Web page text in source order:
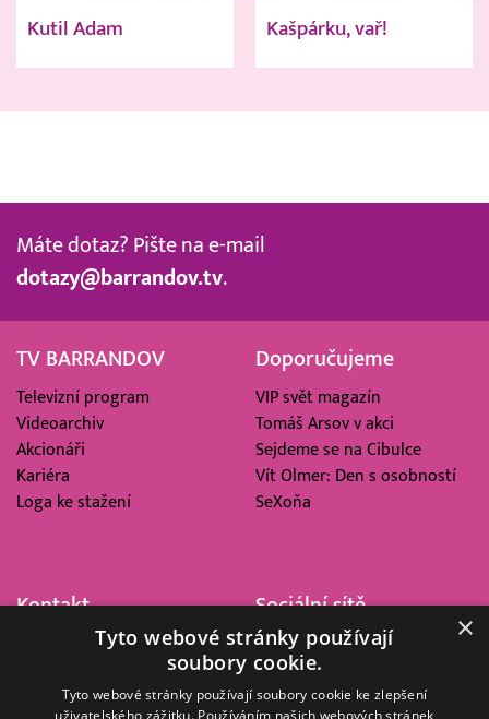
Kutil Adam Kašpárku, vař!
Máte dotaz? Pište na e-mail
dotazy@barrandov.tv.
TV BARRANDOV
Televizní program
Videoarchiv
Akcionáři
Kariéra
Loga ke stažení
Doporučujeme
VIP svět magazín
Tomáš Arsov v akci
Sejdeme se na Cibulce
Vít Olmer: Den s osobností
SeXoňa
Kontakt
Barrandov Televizní Studio,
Kříženeckého nám. 322
Sociální sítě
×
Tyto webové stránky používají
soubory cookie.
Tyto webové stránky používají soubory cookie ke zlepšení
uživatelského zážitku. Používáním našich webových stránek